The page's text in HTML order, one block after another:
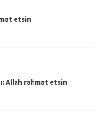
etsin
Allah rəhmət etsin